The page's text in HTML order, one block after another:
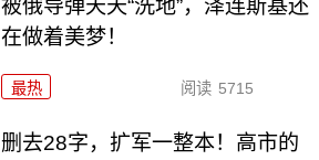
被俄导弹天天“洗地”，泽连斯基还
在做着美梦！
最热 阅读 5715
删去28字，扩军一整本！高市的